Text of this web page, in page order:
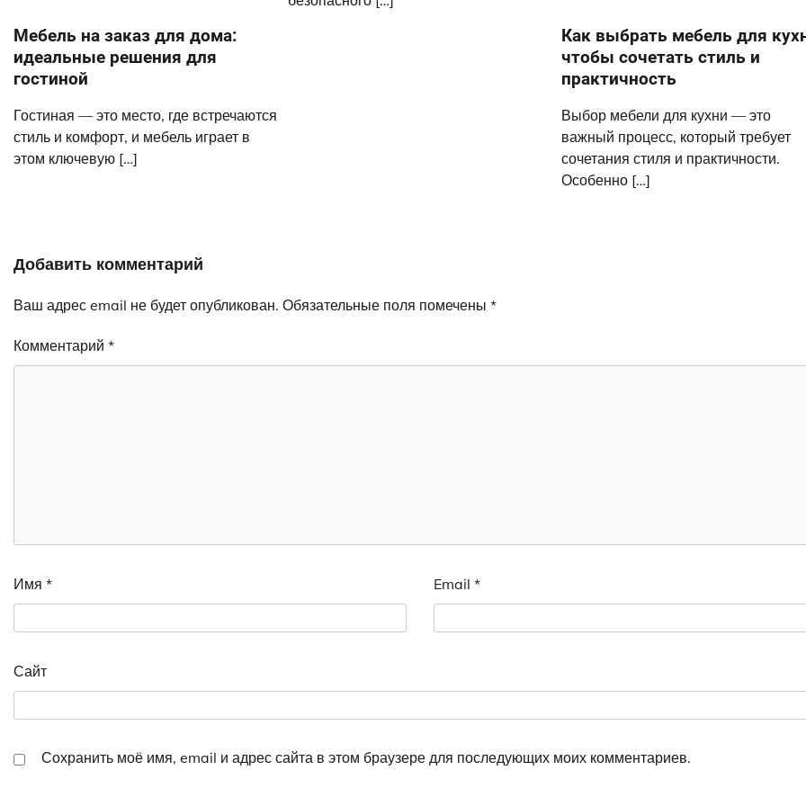
Мебель на заказ для дома:
идеальные решения для
гостиной
Гостиная — это место, где встречаются
стиль и комфорт, и мебель играет в
этом ключевую […]
Как выбрать мебель для
чтобы сочетать стиль и
практичность
Выбор мебели для кухни — это
важный процесс, который требует
сочетания стиля и практичности.
Особенно […]
Добавить комментарий
Ваш адрес email не будет опубликован. Обязательные поля помечены *
Комментарий *
Имя * Email *
Сайт
Сохранить моё имя, email и адрес сайта в этом браузере для последующих моих комментариев.